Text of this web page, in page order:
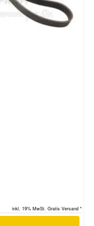
inkl. 19% MwSt. Gratis Versand *